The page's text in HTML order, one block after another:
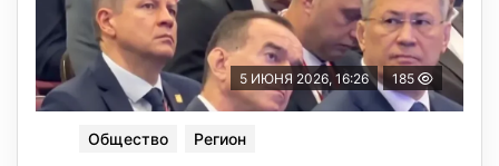
5 ИЮНЯ 2026, 16:26 185
Общество Регион